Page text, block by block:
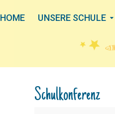
HOME UNSERE SCHULE
Schulkonferenz